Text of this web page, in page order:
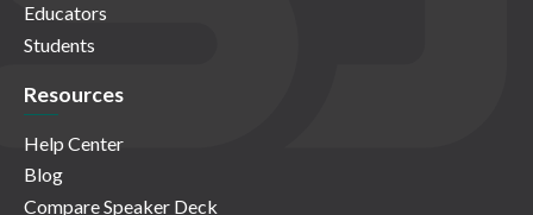
Educators
Students
Resources
Help Center
Blog
Compare Speaker Deck